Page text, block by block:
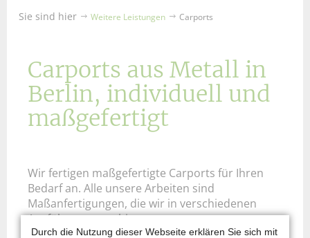
Sie sind hier Weitere Leistungen Carports
Carports aus Metall in
Berlin, individuell und
maßgefertigt
Wir fertigen maßgefertigte Carports für Ihren
Bedarf an. Alle unsere Arbeiten sind
Maßanfertigungen, die wir in verschiedenen
Ausführungen anbieten.
Durch die Nutzung dieser Webseite erklären Sie sich mit